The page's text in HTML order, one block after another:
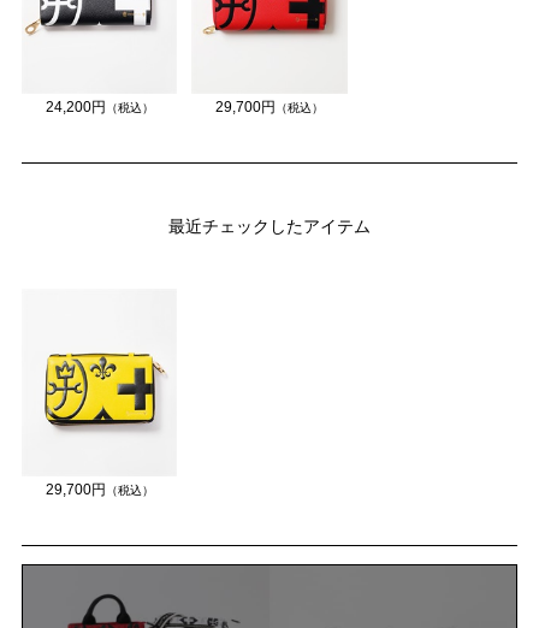
24,200円 （税込） 29,700円 （税込）
最近チェックしたアイテム
29,700円 （税込）